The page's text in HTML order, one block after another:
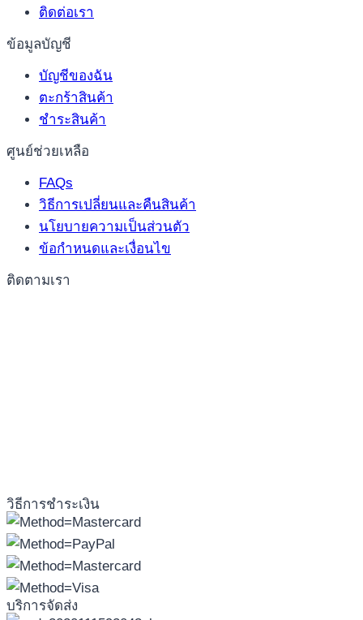
ติดต่อเรา
ข้อมูลบัญชี
บัญชีของฉัน
ตะกร้าสินค้า
ชำระสินค้า
ศูนย์ช่วยเหลือ
FAQs
วิธีการเปลี่ยนและคืนสินค้า
นโยบายความเป็นส่วนตัว
ข้อกำหนดและเงื่อนไข
ติดตามเรา
วิธีการชำระเงิน
บริการจัดส่ง